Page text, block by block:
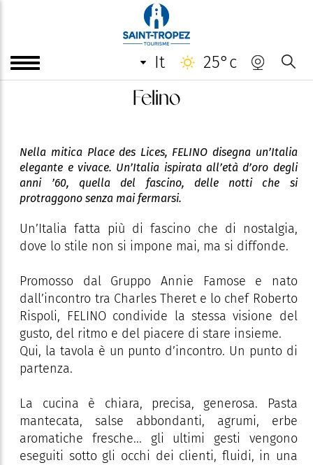
it 25°c
Felino
Nella mitica Place des Lices, FELINO disegna un’Italia
elegante e vivace. Un’Italia ispirata all’età d’oro degli
anni ’60, quella del fascino, delle notti che si
protraggono senza mai fermarsi.
Un’Italia fatta più di fascino che di nostalgia,
dove lo stile non si impone mai, ma si diffonde.
Promosso dal Gruppo Annie Famose e nato
dall’incontro tra Charles Theret e lo chef Roberto
Rispoli, FELINO condivide la stessa visione del
gusto, del ritmo e del piacere di stare insieme.
Qui, la tavola è un punto d’incontro. Un punto di
partenza.
La cucina è chiara, precisa, generosa. Pasta
mantecata, salse abbondanti, agrumi, erbe
aromatiche fresche... gli ultimi gesti vengono
eseguiti sotto gli occhi dei clienti, fluidi, in una